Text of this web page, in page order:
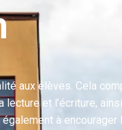
aux élèves. Cela
et l’écriture,
à